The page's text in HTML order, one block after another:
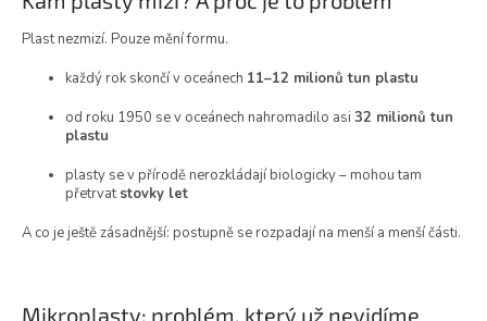
Plast nezmizí. Pouze mění formu.
každý rok skončí v oceánech 11–12 milionů tun plastu
od roku 1950 se v oceánech nahromadilo asi 32 milionů tun
plastu
plasty se v přírodě nerozkládají biologicky – mohou tam
přetrvatstovky let
A co je ještě zásadnější: postupně se rozpadají na menší a menší části.
Mikroplasty: problém, který už nevidíme